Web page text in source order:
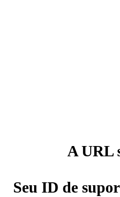
A URL
Seu ID de